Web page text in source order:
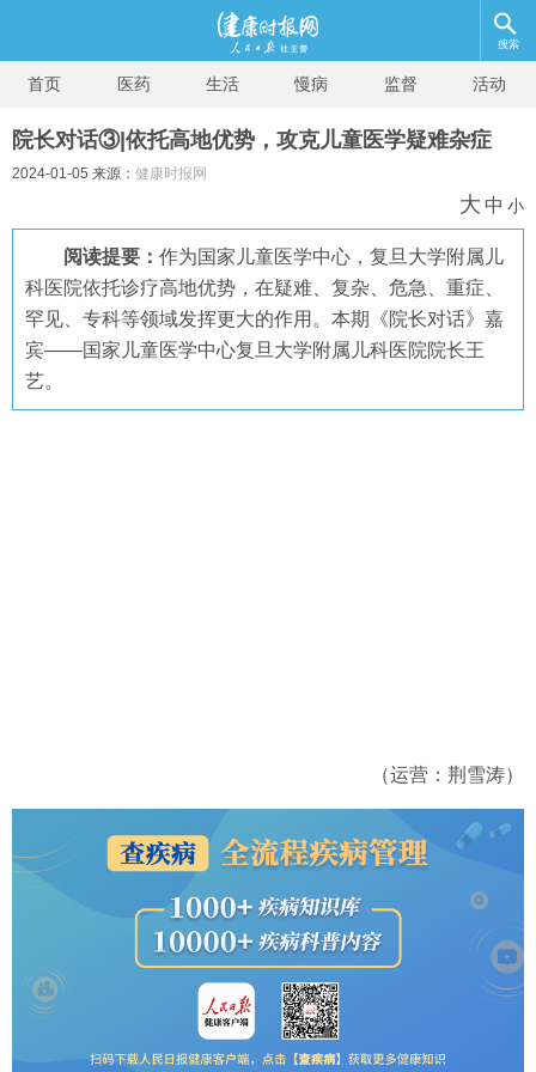
搜索
首页 医药 生活 慢病 监督 活动
院长对话③|依托高地优势，攻克儿童医学疑难杂症
2024-01-05 来源： 健康时报网
大 中 小
阅读提要： 作为国家儿童医学中心，复旦大学附属儿
科医院依托诊疗高地优势，在疑难、复杂、危急、重症、
罕见、专科等领域发挥更大的作用。本期《院长对话》嘉
宾——国家儿童医学中心复旦大学附属儿科医院院长王
艺。
（运营：荆雪涛）